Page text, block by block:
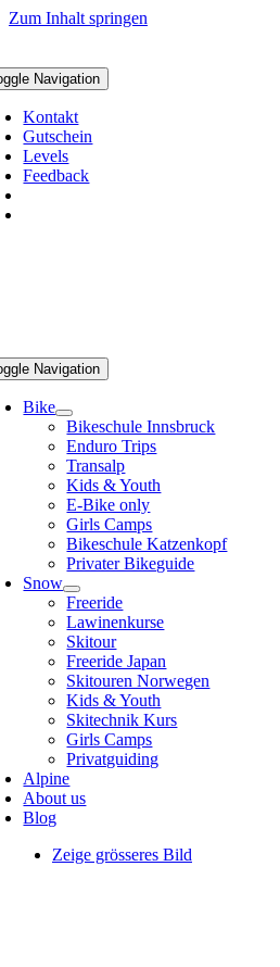
Zum Inhalt springen
Navigation
Kontakt
Gutschein
Levels
Feedback
Navigation
Bike
Bikeschule Innsbruck
Enduro Trips
Transalp
Kids & Youth
E-Bike only
Girls Camps
Bikeschule Katzenkopf
Privater Bikeguide
Snow
Freeride
Lawinenkurse
Skitour
Freeride Japan
Skitouren Norwegen
Kids & Youth
Skitechnik Kurs
Girls Camps
Privatguiding
Alpine
About us
Blog
Zeige grösseres Bild